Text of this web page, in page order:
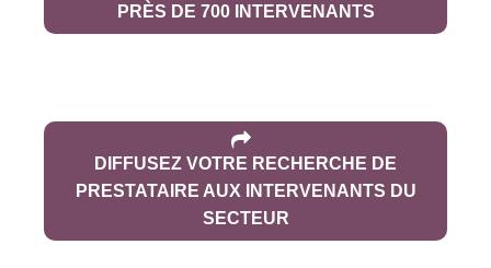
PRÈS DE 700 INTERVENANTS
DIFFUSEZ VOTRE RECHERCHE DE
PRESTATAIRE AUX INTERVENANTS DU
SECTEUR